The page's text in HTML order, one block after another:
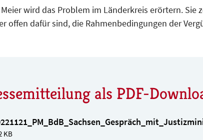
wird das Problem im Länderkreis erörtern. Sie
offen dafür sind, die Rahmenbedingungen der
als PDF-
KB